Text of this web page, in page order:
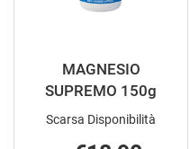
MAGNESIO
SUPREMO 150g
Scarsa Disponibilità